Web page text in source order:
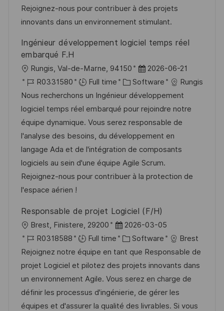
a
t
r
y
Rejoignez-nous pour contribuer à des projets
innovants dans un environnement stimulant.
Ingénieur développement logiciel temps réel
embarqué F.H
L
o
c
a
t
i
o
n
Rungis, Val-de-Marne, 94150
P
o
s
t
e
d
D
a
t
2026-06-21
J
o
b
I
d
R0331580 Full time
C
a
t
e
g
o
r
y
Software
Rungis
Nous recherchons un Ingénieur développement
logiciel temps réel embarqué pour rejoindre notre
équipe dynamique. Vous serez responsable de
l'analyse des besoins, du développement en
langage Ada et de l'intégration de composants
logiciels au sein d'une équipe Agile Scrum.
Rejoignez-nous pour contribuer à la protection de
l'espace aérien !
Responsable de projet Logiciel (F/H)
L
o
c
a
t
i
o
Brest, Finistere, 29200
P
o
s
t
e
d
D
2026-03-05
J
o
b
I
d
R0318588 Full time
C
a
t
e
g
o
Software
Brest
Rejoignez notre équipe en tant que Responsable de
projet Logiciel et pilotez des projets innovants dans
un environnement Agile. Vous serez en charge de
définir les processus d'ingénierie, de gérer les
équipes et d'assurer la qualité des livrables. Si vous